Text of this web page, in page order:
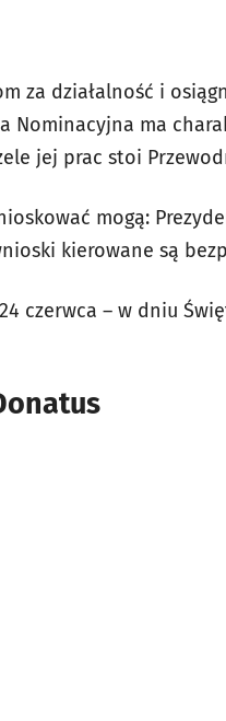
za działalność i
Nominacyjna ma
jej prac stoi
mogą:
kierowane są
czerwca – w dniu